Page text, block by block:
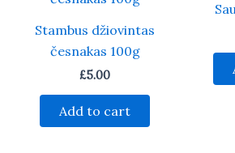
Stambus džiovintas
česnakas 100g
£5.00
Add to cart